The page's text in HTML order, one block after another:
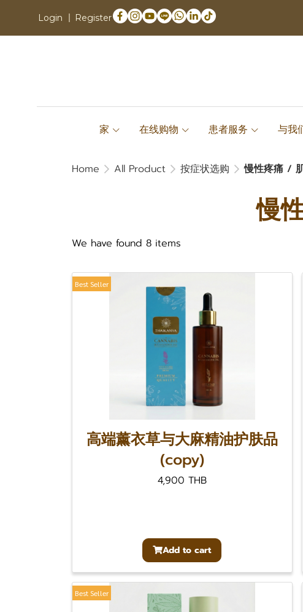
Login Register
家 在线购物 患者服务 与我
Home All Product 按症状选购 慢性疼痛 /
慢
We have found 8 items
Best Seller
高端薰衣草与大麻精油护肤品
(copy)
4,900 THB
Add to cart
Best Seller